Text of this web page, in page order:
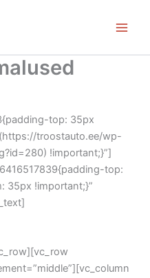
top: 35px
troostauto.ee/wp-
!important;}”]
top:
35px !important;}”